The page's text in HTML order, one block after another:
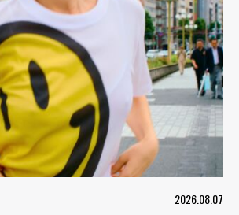
2026.08.07